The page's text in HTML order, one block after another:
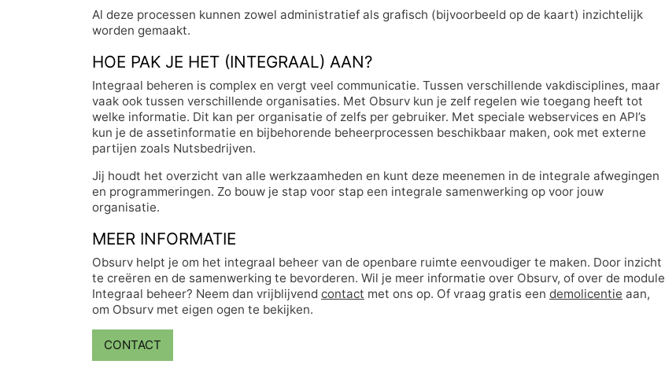
Al deze processen kunnen zowel administratief als grafisch (bijvoorbeeld op de kaart) inzichtelijk
worden gemaakt.
HOE PAK JE HET (INTEGRAAL) AAN?
Integraal beheren is complex en vergt veel communicatie. Tussen verschillende vakdisciplines, maar
vaak ook tussen verschillende organisaties. Met Obsurv kun je zelf regelen wie toegang heeft tot
welke informatie. Dit kan per organisatie of zelfs per gebruiker. Met speciale webservices en API’s
kun je de assetinformatie en bijbehorende beheerprocessen beschikbaar maken, ook met externe
partijen zoals Nutsbedrijven.
Jij houdt het overzicht van alle werkzaamheden en kunt deze meenemen in de integrale afwegingen
en programmeringen. Zo bouw je stap voor stap een integrale samenwerking op voor jouw
organisatie.
MEER INFORMATIE
Obsurv helpt je om het integraal beheer van de openbare ruimte eenvoudiger te maken. Door inzicht
te creëren en de samenwerking te bevorderen. Wil je meer informatie over Obsurv, of over de module
Integraal beheer? Neem dan vrijblijvend contact met ons op. Of vraag gratis een demolicentie aan,
om Obsurv met eigen ogen te bekijken.
CONTACT